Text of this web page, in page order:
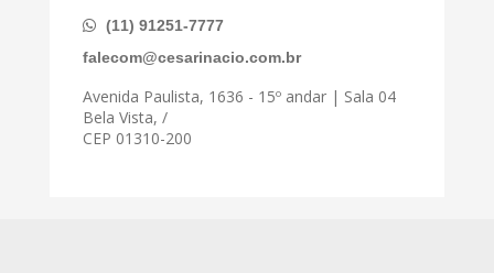
(11) 91251-7777
falecom@cesarinacio.com.br
Avenida Paulista, 1636 - 15º andar | Sala 04
Bela Vista, /
CEP 01310-200